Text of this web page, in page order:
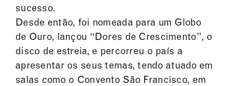
sucesso.
Desde então, foi nomeada para um Globo
de Ouro, lançou “Dores de Crescimento”, o
disco de estreia, e percorreu o país a
apresentar os seus temas, tendo atuado em
salas como o Convento São Francisco, em